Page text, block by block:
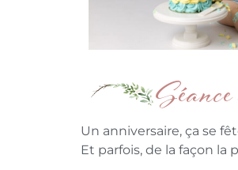
Un anniversaire, ça se
Et parfois, de la façon la